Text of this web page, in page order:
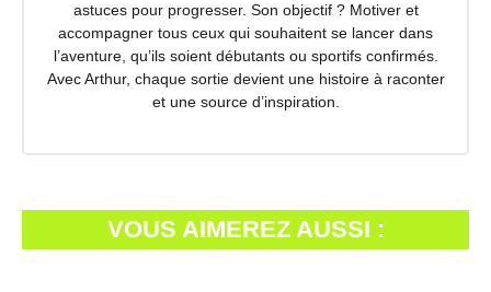
astuces pour progresser. Son objectif ? Motiver et
accompagner tous ceux qui souhaitent se lancer dans
l’aventure, qu’ils soient débutants ou sportifs confirmés.
Avec Arthur, chaque sortie devient une histoire à raconter
et une source d’inspiration.
VOUS AIMEREZ AUSSI :